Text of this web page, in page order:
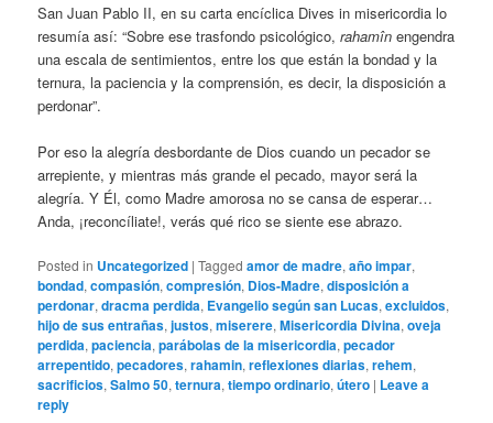
San Juan Pablo II, en su carta encíclica Dives in misericordia lo
resumía así: “Sobre ese trasfondo psicológico,rahamîn engendra
una escala de sentimientos, entre los que están la bondad y la
ternura, la paciencia y la comprensión, es decir, la disposición a
perdonar”.
Por eso la alegría desbordante de Dios cuando un pecador se
arrepiente, y mientras más grande el pecado, mayor será la
alegría. Y Él, como Madre amorosa no se cansa de esperar…
Anda, ¡reconcíliate!, verás qué rico se siente ese abrazo.
Posted in Uncategorized |Tagged amor de madre,año impar,
bondad,compasión,compresión, Dios-Madre,disposición a
perdonar,dracma perdida, Evangelio según san Lucas,excluidos,
hijo de sus entrañas,justos,miserere,Misericordia Divina,oveja
perdida,paciencia,parábolas de la misericordia,pecador
arrepentido,pecadores,rahamin,reflexiones diarias,rehem,
sacrificios,Salmo 50,ternura,tiempo ordinario,útero | Leave a
reply